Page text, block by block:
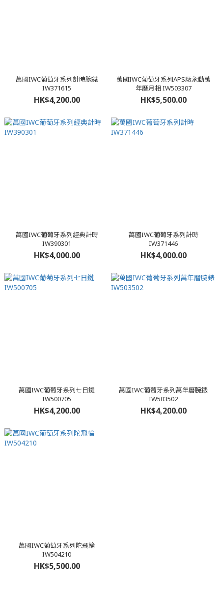
萬國IWC葡萄牙系列計時腕錶
IW371615
HK$4,200.00
萬國IWC葡萄牙系列APS厰永動萬
年曆月相 IW503307
HK$5,500.00
萬國IWC葡萄牙系列經典計時
IW390301
HK$4,000.00
萬國IWC葡萄牙系列計時
IW371446
HK$4,000.00
萬國IWC葡萄牙系列七日鏈
IW500705
HK$4,200.00
萬國IWC葡萄牙系列萬年曆腕錶
IW503502
HK$4,200.00
萬國IWC葡萄牙系列陀飛輪
IW504210
HK$5,500.00